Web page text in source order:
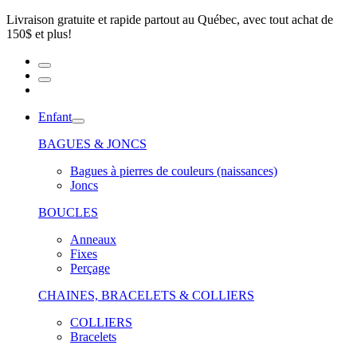
Livraison gratuite et rapide partout au Québec, avec tout achat de
150$ et plus!
Enfant
BAGUES & JONCS
Bagues à pierres de couleurs (naissances)
Joncs
BOUCLES
Anneaux
Fixes
Perçage
CHAINES, BRACELETS & COLLIERS
COLLIERS
Bracelets